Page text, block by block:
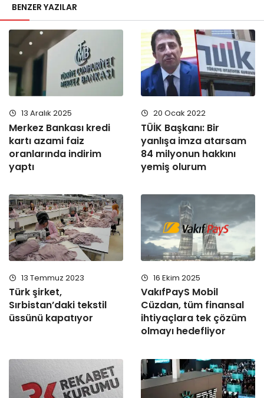
BENZER YAZILAR
13 Aralık 2025
Merkez Bankası kredi
kartı azami faiz
oranlarında indirim
yaptı
20 Ocak 2022
TÜİK Başkanı: Bir
yanlışa imza atarsam
84 milyonun hakkını
yemiş olurum
13 Temmuz 2023
Türk şirket,
Sırbistan’daki tekstil
üssünü kapatıyor
16 Ekim 2025
VakıfPayS Mobil
Cüzdan, tüm finansal
ihtiyaçlara tek çözüm
olmayı hedefliyor